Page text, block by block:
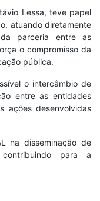
Lessa, teve papel
atuando diretamente
parceria entre as
o compromisso da
pública.
o intercâmbio de
entre as entidades
ações desenvolvidas
na disseminação de
para a